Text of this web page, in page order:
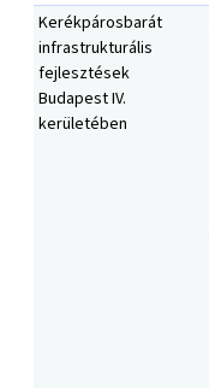
Kerékpárosbarát
infrastrukturális
fejlesztések
Budapest IV.
kerületében